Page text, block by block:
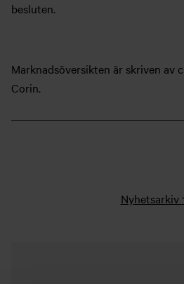
besluten.
Marknadsöversikten är skriven av
Corin.
Nyhetsarkiv